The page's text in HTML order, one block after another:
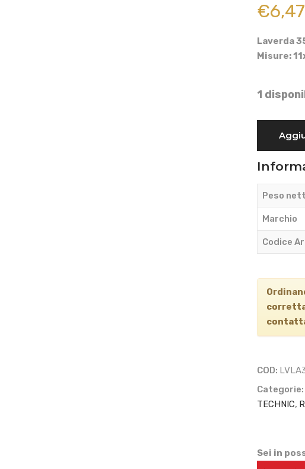
€6,47
Laverda
Misure:
1
-
LAVERDA
quantità
Peso
Marchio
Codice
COD:
Categorie:
TECHNIC,
Sei in